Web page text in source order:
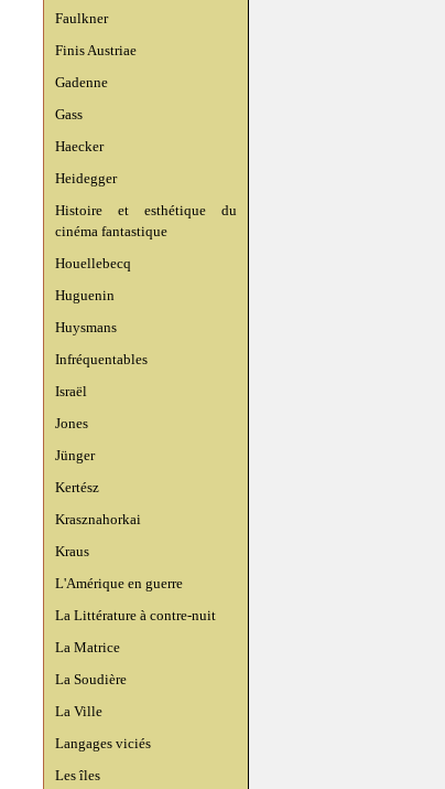
Faulkner
Finis Austriae
Gadenne
Gass
Haecker
Heidegger
Histoire et esthétique du
cinéma fantastique
Houellebecq
Huguenin
Huysmans
Infréquentables
Israël
Jones
Jünger
Kertész
Krasznahorkai
Kraus
L'Amérique en guerre
La Littérature à contre-nuit
La Matrice
La Soudière
La Ville
Langages viciés
Les îles